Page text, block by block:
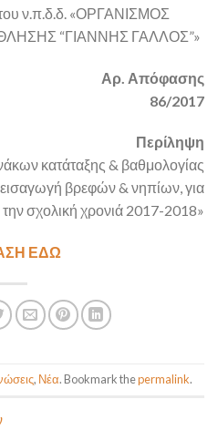
ν.π.δ.δ. «ΟΡΓΑΝΙΣΜΟΣ
“ΓΙΑΝΝΗΣ ΓΑΛΛΟΣ”»
Αρ. Απόφασης
86/2017
Περίληψη
κατάταξης & βαθμολογίας
εισαγωγή βρεφών & νηπίων, για
την σχολική χρονιά 2017-2018»
ΕΔΩ
, Νέα. Bookmark thepermalink.